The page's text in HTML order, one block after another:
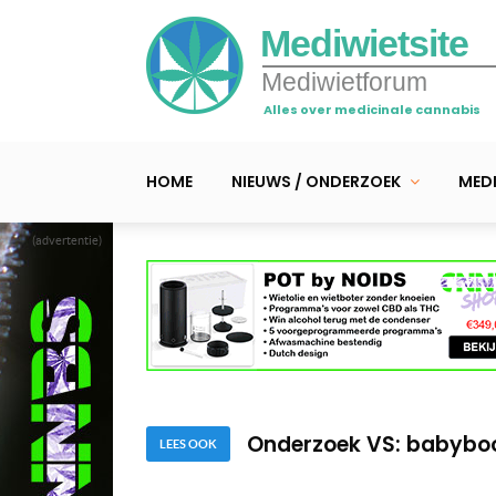
(advertentie)
Mediwietsite
Mediwietforum
Alles over medicinale cannabis
HOME NIEUWS / ONDERZOEK
LEES OOK
Mediwiet helpt bij
Cannabinoïden
Mediwiet helpt bij